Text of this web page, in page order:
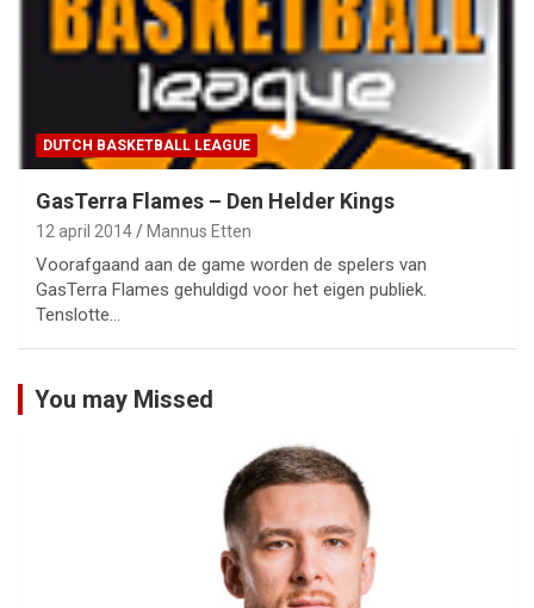
DUTCH BASKETBALL LEAGUE
GasTerra Flames – Den Helder Kings
12 april 2014 Mannus Etten
Voorafgaand aan de game worden de spelers van
GasTerra Flames gehuldigd voor het eigen publiek.
Tenslotte…
You may Missed